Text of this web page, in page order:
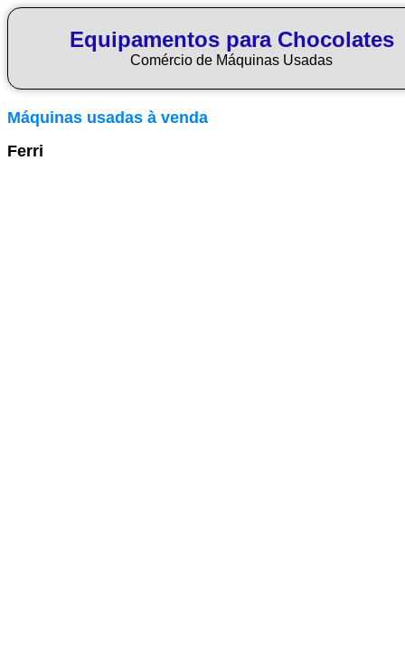
Equipamentos para Chocolates
Comércio de Máquinas Usadas
Máquinas usadas à venda
Ferri